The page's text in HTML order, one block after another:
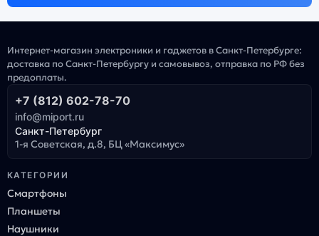
Интернет-магазин электроники и гаджетов в Санкт-Петербурге:
доставка по Санкт-Петербургу и самовывоз, отправка по РФ без
предоплаты.
+7 (812) 602-78-70
info@miport.ru
Санкт-Петербург
1-я Советская, д.8, БЦ «Максимус»
КАТЕГОРИИ
Смартфоны
Планшеты
Наушники